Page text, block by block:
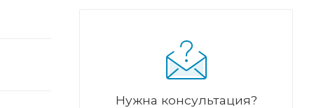
Нужна консультация?